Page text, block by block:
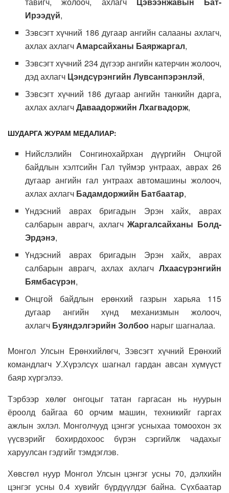
Ирээдүй,
Зэвсэгт хүчний 186 дугаар ангийн салааны ахлагч,
ахлах ахлагчАмарсайханы Баяржаргал,
Зэвсэгт хүчний 234 дүгээр ангийн катерчин жолооч,
дэд ахлагч Цэндсүрэнгийн Лувсанпэрэнлэй,
Зэвсэгт хүчний 186 дугаар ангийн танкийн дарга,
ахлах ахлагчДаваадоржийн Лхагвадорж,
ШУДАРГА ЖУРАМ МЕДАЛИАР:
Нийслэлийн Сонгинохайрхан дүүргийн Онцгой
байдлын хэлтсийн Гал түймэр унтраах, аврах 26
дугаар ангийн гал унтраах автомашины жолооч,
ахлах ахлагч Бадамдоржийн Батбаатар,
Үндэсний аврах бригадын Эрэн хайх, аврах
салбарын аврагч, ахлагчЖаргалсайханы Болд-
Эрдэнэ,
Үндэсний аврах бригадын Эрэн хайх, аврах
салбарын аврагч, ахлах ахлагч Лхаасүрэнгийн
Бямбасүрэн,
Онцгой байдлын ерөнхий газрын харьяа 115
дугаар ангийн хүнд механизмын жолооч,
ахлагч Буяндэлгэрийн Золбоо нарыг шагналаа.
Монгол Улсын Ерөнхийлөгч, Зэвсэгт хүчний Ерөнхий
командлагч У.Хүрэлсүх шагнал гардан авсан хүмүүст
баяр хүргэлээ.
Тэрбээр хөлөг онгоцыг татан гаргасан нь нуурын
ёроолд байгаа 60 орчим машин, техникийг гаргах
ажлын эхлэл. Монголчууд цэнгэг усныхаа томоохон эх
үүсвэрийг бохирдохоос бүрэн сэргийлж чадахыг
харуулсан гэдгийг тэмдэглэв.
Хөвсгөл нуур Монгол Улсын цэнгэг усны 70, дэлхийн
цэнгэг усны 0.4 хувийг бүрдүүлдэг байна. Сүхбаатар